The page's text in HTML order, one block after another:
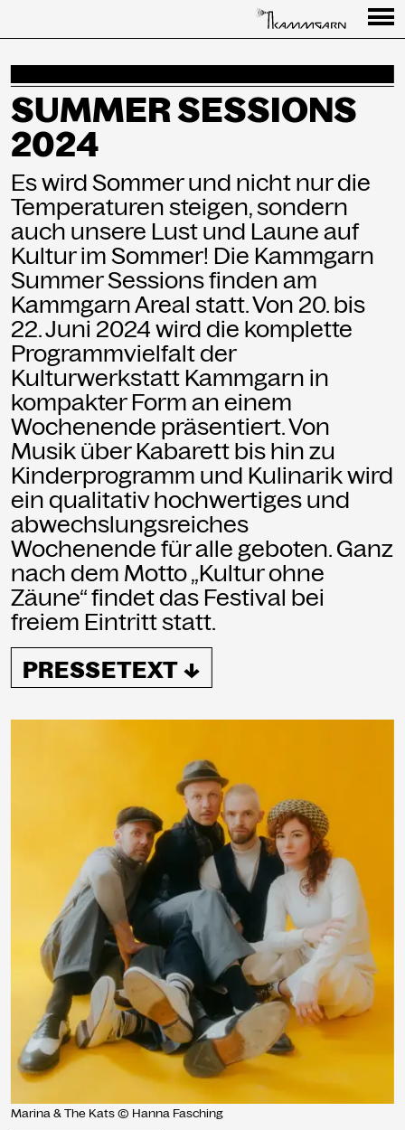
Programm
Rahmenprogramm
Besuch
Partner
Presse
Rückschau
↳ Kammgarn
KONTAKT
Kammgarn Kulturwerkstatt
Spinnereistraße 10
6971 Hard am Bodensee
Österreich
+43 5574 82731
office@kammgarn.at
NEWSLETTER
Einmal wöchentlich informieren wir
über aktuelle Events in der
Kammgarn. Jetzt anmelden und
SUMMER SESSIONS
2024
Es wird Sommer und nicht nur die
Temperaturen steigen, sondern
auch unsere Lust und Laune auf
Kultur im Sommer! Die Kammgarn
Summer Sessions finden am
Kammgarn Areal statt. Von 20. bis
22. Juni 2024 wird die komplette
Programmvielfalt der
Kulturwerkstatt Kammgarn in
kompakter Form an einem
Wochenende präsentiert. Von
Musik über Kabarett bis hin zu
Kinderprogramm und Kulinarik wird
ein qualitativ hochwertiges und
abwechslungsreiches
Wochenende für alle geboten. Ganz
nach dem Motto „Kultur ohne
Zäune“ findet das Festival bei
freiem Eintritt statt.
PRESSETEXT ↓
Marina & The Kats © Hanna Fasching